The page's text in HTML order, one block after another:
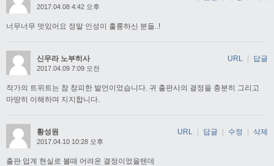
2017.04.08 4:42 오후
너무너무 멋있어요 정말 인성이 훌륭하신 분들..!
신무라 노부히사
2017.04.09 7:09 오전
작가의 트위트는 참 창피한 발언이었습니다. 귀 출판사의 결정을 충분히 그리고
마땅히 이해하며 지지합니다.
URL 답글
황성원
2017.04.10 10:28 오후
출판 업계 현실로 볼때 어려운 결정이었을텐데
URL 답글 수정 삭제